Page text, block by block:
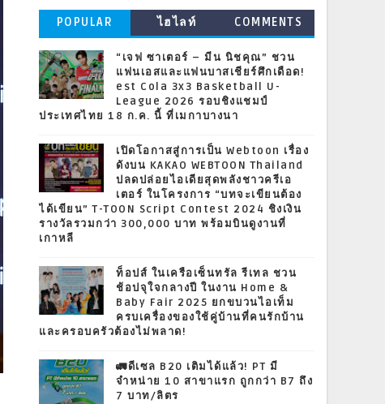
POPULAR ไฮไลท์ COMMENTS
“เจฟ ซาเตอร์ – มีน นิชคุณ” ชวน
แฟนเอสและแฟนบาสเชียร์ศึกเดือด!
est Cola 3x3 Basketball U-
League 2026 รอบชิงแชมป์
ประเทศไทย 18 ก.ค. นี้ ที่เมกาบางนา
เปิดโอกาสสู่การเป็น Webtoon เรื่อง
ดังบน KAKAO WEBTOON Thailand
ปลดปล่อยไอเดียสุดพลังชาวครีเอ
เตอร์ ในโครงการ “บทจะเขียนต้อง
ได้เขียน” T-TOON Script Contest 2024 ชิงเงิน
รางวัลรวมกว่า 300,000 บาท พร้อมบินดูงานที่
เกาหลี
ท็อปส์ ในเครือเซ็นทรัล รีเทล ชวน
ช้อปจุใจกลางปี ในงาน Home &
Baby Fair 2025 ยกขบวนไอเท็ม
ครบเครื่องของใช้คู่บ้านที่คนรักบ้าน
และครอบครัวต้องไม่พลาด!
🚛ดีเซล B20 เติมได้แล้ว! PT มี
จำหน่าย 10 สาขาแรก ถูกกว่า B7 ถึง
7 บาท/ลิตร